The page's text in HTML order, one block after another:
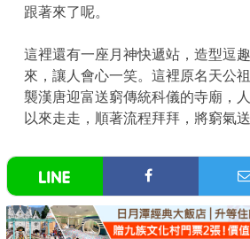
跟著來了呢。
這裡還有一座月神快遞站，造型逗
來，讓人會心一笑。這裡原名天公
襲漢唐迎富送窮傳統科儀的寺廟，
以來走走，順著流程拜拜，將窮氣